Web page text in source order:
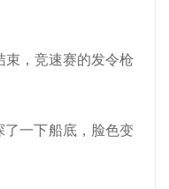
束，竞速赛的发令枪
了一下船底，脸色变